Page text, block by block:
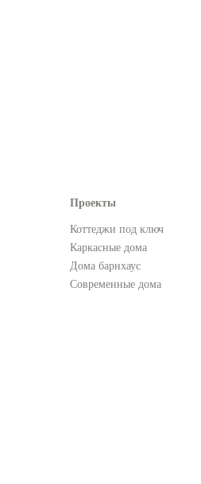
Проекты
Коттеджи под ключ
Каркасные дома
Дома барнхаус
Современные дома